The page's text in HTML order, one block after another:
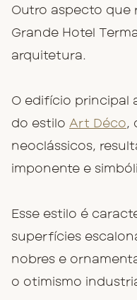
Outro aspecto que
Grande Hotel
arquitetura.
O edifício principal
do estilo Art Déco,
neoclássicos,
imponente e
Esse estilo é
superfícies
nobres e
o otimismo